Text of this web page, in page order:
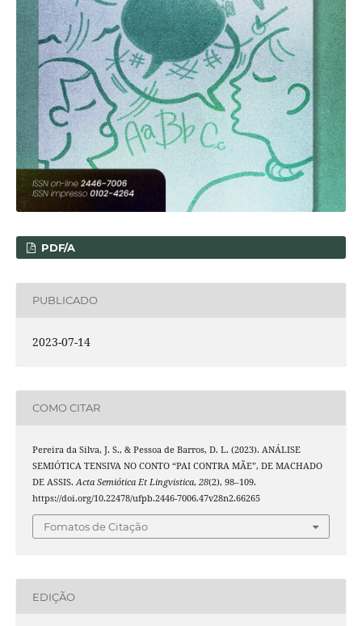
PDF/A
PUBLICADO
2023-07-14
COMO CITAR
Pereira da Silva, J. S., & Pessoa de Barros, D. L. (2023). ANÁLISE
SEMIÓTICA TENSIVA NO CONTO “PAI CONTRA MÃE”, DE MACHADO
DE ASSIS. Acta Semiótica Et Lingvistica, 28(2), 98–109.
https://doi.org/10.22478/ufpb.2446-7006.47v28n2.66265
Fomatos de Citação
EDIÇÃO